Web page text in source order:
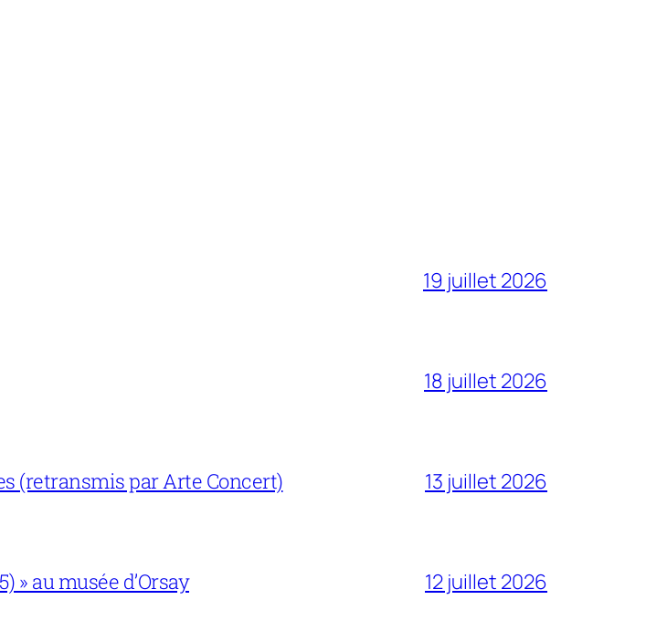
19 juillet 2026
18 juillet 2026
(retransmis par Arte Concert) 13 juillet 2026
» au musée d’Orsay 12 juillet 2026